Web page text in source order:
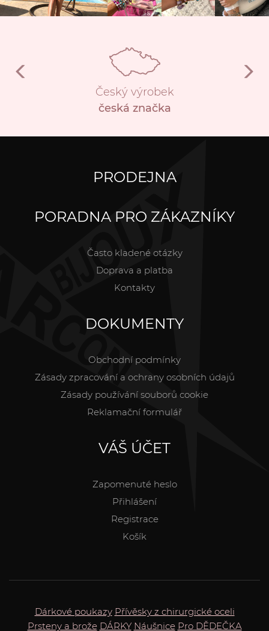
Český výrobek
česká značka
PRODEJNA
PORADNA PRO ZÁKAZNÍKY
Často kladené otázky
Doprava a platba
Kontakty
DOKUMENTY
Obchodní podmínky
Zásady zpracování a ochrany osobních údajů
Zásady používání souborů cookie
Reklamační formulář
VÁŠ ÚČET
Zapomenuté heslo
Přihlášení
Registrace
Košík
Dárkové poukazy Přívěsky z chirurgické oceli
Prsteny a brože DÁRKY Náušnice Pro DĚDEČKA